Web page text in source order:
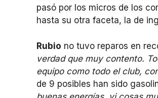
pasó por los micros de los
hasta su otra faceta, la de
Rubio no tuvo reparos en
verdad que muy contento.
equipo como todo el club,
de 9 posibles han sido